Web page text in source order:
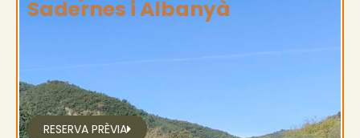
Sadernes i Albanyà
RESERVA PRÈVIA